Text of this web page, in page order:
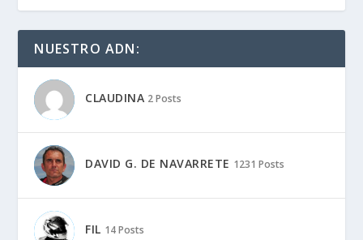
NUESTRO ADN:
CLAUDINA 2 Posts
DAVID G. DE NAVARRETE 1231 Posts
FIL 14 Posts